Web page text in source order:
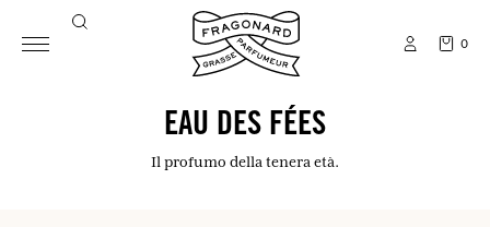
0
EAU DES FÉES
Il profumo della tenera età.